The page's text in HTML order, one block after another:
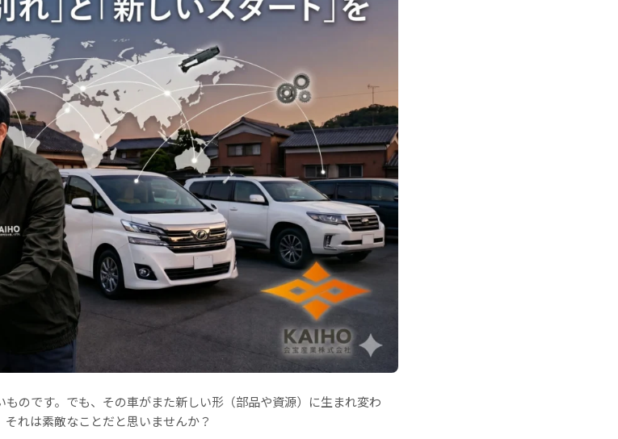
のです。でも、その車がまた新しい形（部品や資源）に生まれ変わ
れは素敵なことだと思いませんか？